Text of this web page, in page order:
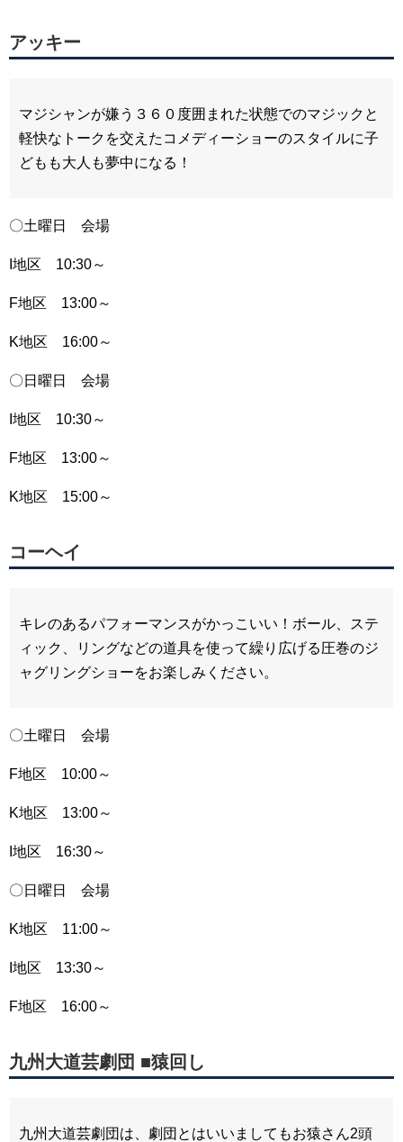
アッキー
マジシャンが嫌う３６０度囲まれた状態でのマジックと
軽快なトークを交えたコメディーショーのスタイルに子
どもも大人も夢中になる！
〇土曜日 会場
I地区 10:30～
F地区 13:00～
K地区 16:00～
〇日曜日 会場
I地区 10:30～
F地区 13:00～
K地区 15:00～
コーヘイ
キレのあるパフォーマンスがかっこいい！ボール、ステ
ィック、リングなどの道具を使って繰り広げる圧巻のジ
ャグリングショーをお楽しみください。
〇土曜日 会場
F地区 10:00～
K地区 13:00～
I地区 16:30～
〇日曜日 会場
K地区 11:00～
I地区 13:30～
F地区 16:00～
九州大道芸劇団 ■猿回し
九州大道芸劇団は、劇団とはいいましてもお猿さん2頭